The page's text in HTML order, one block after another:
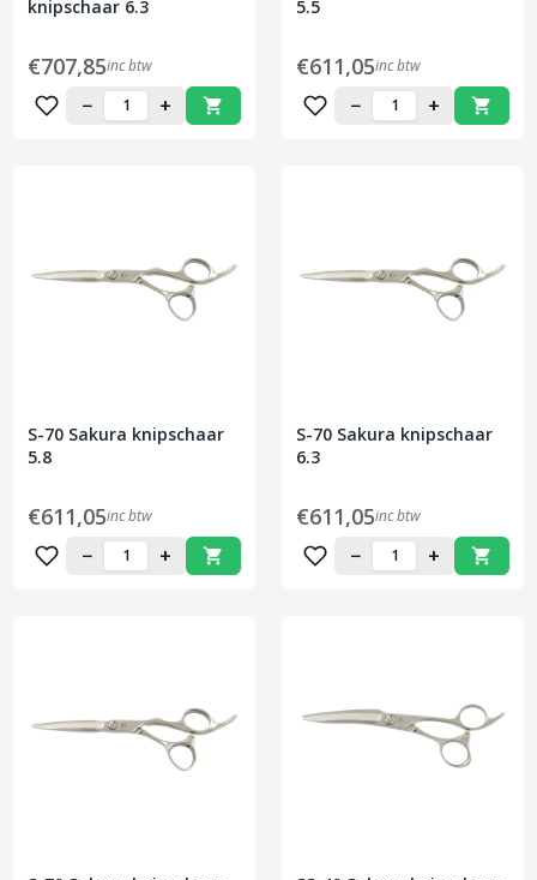
knipschaar 6.3
€707,85inc btw
− +
5.5
€611,05inc btw
− +
S-70 Sakura knipschaar
5.8
€611,05inc btw
− +
S-70 Sakura knipschaar
6.3
€611,05inc btw
− +